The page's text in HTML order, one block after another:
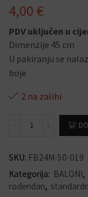
4,00 €
PDV uključen u
Dimenzije 45 cm
U pakiranju se
boje
2 na zalihi
SKU: FB24M-50-019
Kategorija: BALONI,
rođendan,